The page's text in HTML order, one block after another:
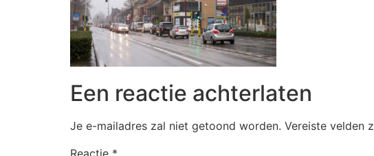
Een reactie achterlaten
Je e-mailadres zal niet getoond worden. Vereiste velden